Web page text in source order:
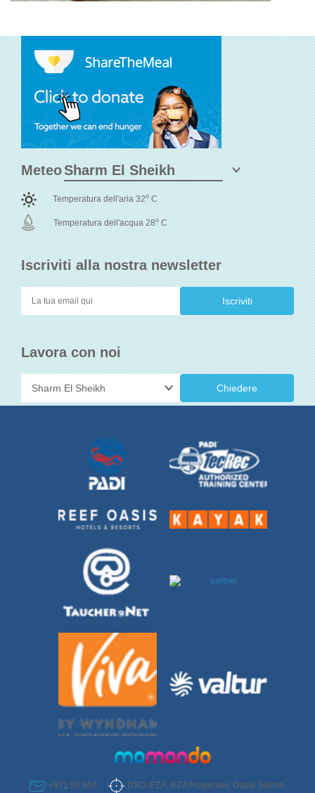
Iscriviti alla nostra newsletter
Lavora con noi
Chiedere
Meteo
Temperatura dell'aria 32o C
Temperatura dell'acqua 28o C
+971 50 950
DSO-IFZA, IFZA Properties, Dubai Silicon